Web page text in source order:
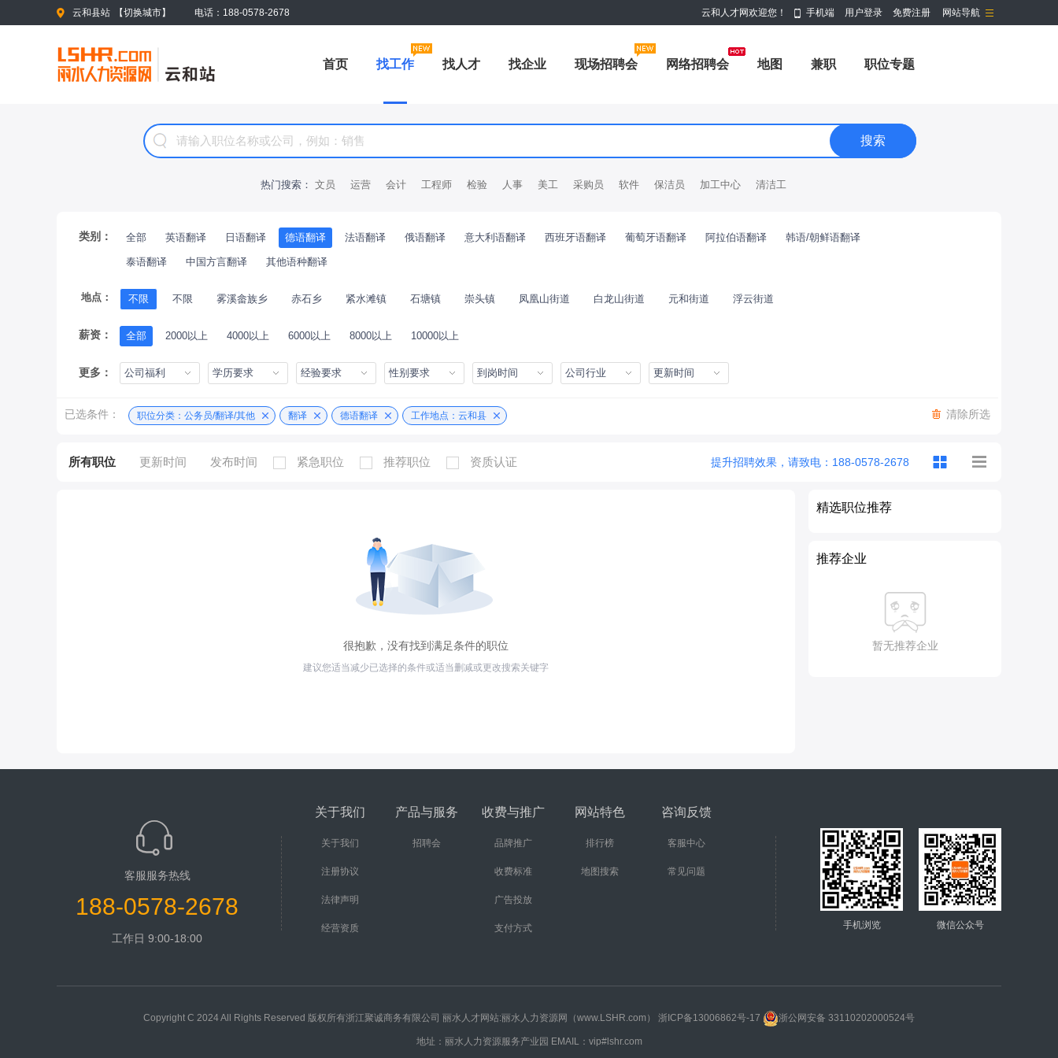
云和县站 【切换城市】 电话：188-0578-2678 网站导航
云和人才网欢迎您！ 手机端 用户登录 免费注册
首页 找工作 找人才 找企业 现场招聘会 网络招聘会 地图 兼职 职位专题
热门搜索： 文员 运营 会计 工程师 检验 人事 美工 采购员 软件 保洁员 加工中心 清洁工
类别： 全部 英语翻译 日语翻译 德语翻译 法语翻译 俄语翻译 意大利语翻译 西班牙语翻译 葡萄牙语翻译 阿拉伯语翻译 韩语/朝鲜语翻译
泰语翻译 中国方言翻译 其他语种翻译
地点： 不限 不限 雾溪畲族乡 赤石乡 紧水滩镇 石塘镇 崇头镇 凤凰山街道 白龙山街道 元和街道 浮云街道
薪资： 全部 2000以上 4000以上 6000以上 8000以上 10000以上
更多： 公司福利 学历要求 经验要求 性别要求 到岗时间 公司行业 更新时间
清除所选
已选条件： 职位分类：公务员/翻译/其他 翻译 德语翻译 工作地点：云和县
所有职位 更新时间 发布时间 紧急职位 推荐职位 资质认证 提升招聘效果，请致电：188-0578-2678
很抱歉，没有找到满足条件的职位
建议您适当减少已选择的条件或适当删减或更改搜索关键字
精选职位推荐
推荐企业
暂无推荐企业
客服服务热线
188-0578-2678
工作日 9:00-18:00
关于我们
关于我们
注册协议
法律声明
经营资质
产品与服务
招聘会
收费与推广
品牌推广
收费标准
广告投放
支付方式
网站特色
排行榜
地图搜索
咨询反馈
客服中心
常见问题
微信公众号
手机浏览
Copyright C 2024 All Rights Reserved 版权所有浙江聚诚商务有限公司 丽水人才网站:丽水人力资源网（www.LSHR.com） 浙ICP备13006862号-17 浙公网安备 33110202000524号
地址：丽水人力资源服务产业园 EMAIL：vip#lshr.com